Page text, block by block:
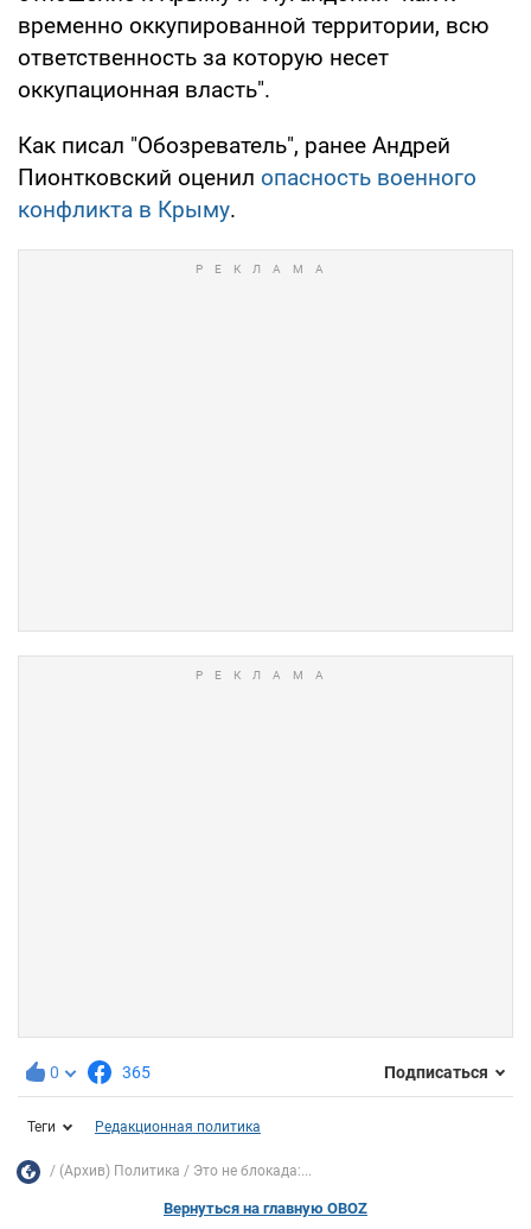
временно оккупированной территории, всю
ответственность за которую несет
оккупационная власть".
Как писал "Обозреватель", ранее Андрей
Пионтковский оценил опасность военного
конфликта в Крыму.
0 365 Подписаться
Теги Редакционная политика
(Архив) Политика Это не блокада:...
Вернуться на главную OBOZ